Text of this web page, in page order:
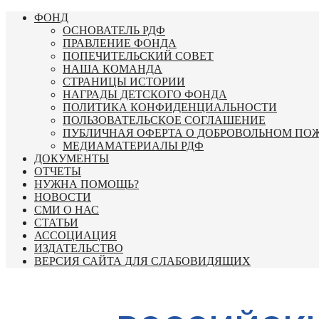
Перейти
содержимому
ФОНД
ОСНОВАТЕЛЬ РДФ
ПРАВЛЕНИЕ ФОНДА
ПОПЕЧИТЕЛЬСКИЙ СОВЕТ
НАША КОМАНДА
СТРАНИЦЫ ИСТОРИИ
НАГРАДЫ ДЕТСКОГО ФОНДА
ПОЛИТИКА КОНФИДЕНЦИАЛЬНОСТИ
ПОЛЬЗОВАТЕЛЬСКОЕ СОГЛАШЕНИЕ
ПУБЛИЧНАЯ ОФЕРТА О ДОБРОВОЛЬНОМ
МЕДИАМАТЕРИАЛЫ РДФ
ДОКУМЕНТЫ
ОТЧЕТЫ
НУЖНА ПОМОЩЬ?
НОВОСТИ
СМИ О НАС
СТАТЬИ
АССОЦИАЦИЯ
ИЗДАТЕЛЬСТВО
ВЕРСИЯ САЙТА ДЛЯ СЛАБОВИДЯЩИХ